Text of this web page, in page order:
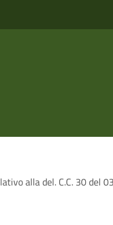
alla del. C.C. 30